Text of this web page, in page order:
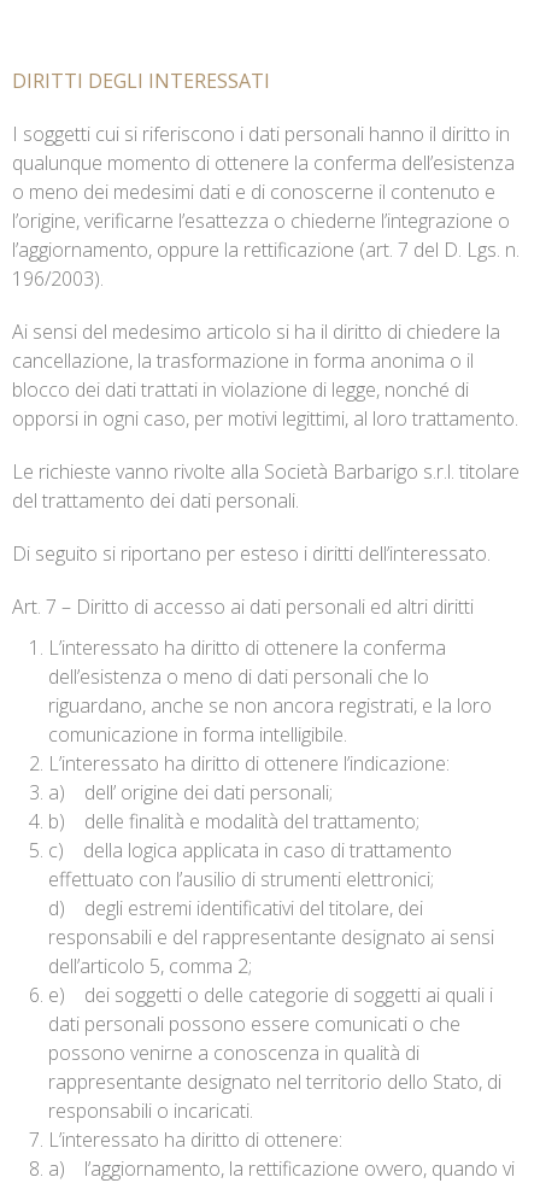
DIRITTI DEGLI INTERESSATI
I soggetti cui si riferiscono i dati personali hanno il diritto in
qualunque momento di ottenere la conferma dell’esistenza
o meno dei medesimi dati e di conoscerne il contenuto e
l’origine, verificarne l’esattezza o chiederne l’integrazione o
l’aggiornamento, oppure la rettificazione (art. 7 del D. Lgs. n.
196/2003).
Ai sensi del medesimo articolo si ha il diritto di chiedere la
cancellazione, la trasformazione in forma anonima o il
blocco dei dati trattati in violazione di legge, nonché di
opporsi in ogni caso, per motivi legittimi, al loro trattamento.
Le richieste vanno rivolte alla Società Barbarigo s.r.l. titolare
del trattamento dei dati personali.
Di seguito si riportano per esteso i diritti dell’interessato.
Art. 7 – Diritto di accesso ai dati personali ed altri diritti
L’interessato ha diritto di ottenere la conferma
dell’esistenza o meno di dati personali che lo
riguardano, anche se non ancora registrati, e la loro
comunicazione in forma intelligibile.
L’interessato ha diritto di ottenere l’indicazione:
a) dell’ origine dei dati personali;
b) delle finalità e modalità del trattamento;
c) della logica applicata in caso di trattamento
effettuato con l’ausilio di strumenti elettronici;
d) degli estremi identificativi del titolare, dei
responsabili e del rappresentante designato ai sensi
dell’articolo 5, comma 2;
e) dei soggetti o delle categorie di soggetti ai quali i
dati personali possono essere comunicati o che
possono venirne a conoscenza in qualità di
rappresentante designato nel territorio dello Stato, di
responsabili o incaricati.
L’interessato ha diritto di ottenere:
a) l’aggiornamento, la rettificazione ovvero, quando vi